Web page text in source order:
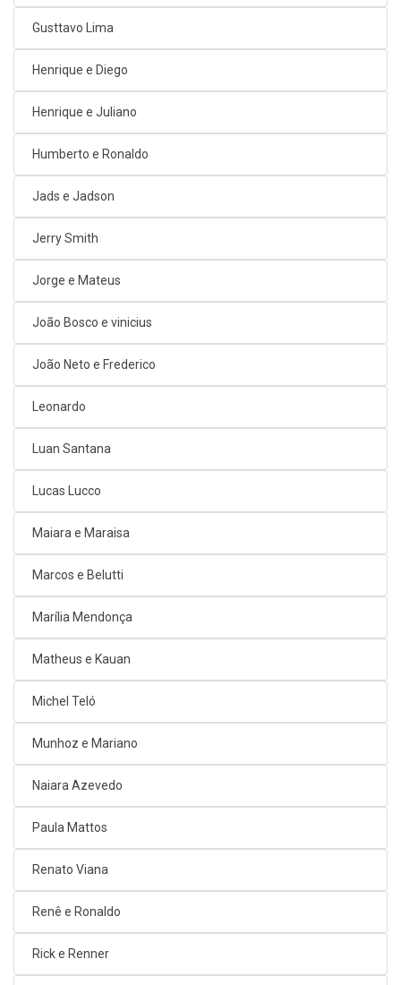
Gusttavo Lima
Henrique e Diego
Henrique e Juliano
Humberto e Ronaldo
Jads e Jadson
Jerry Smith
Jorge e Mateus
João Bosco e vinicius
João Neto e Frederico
Leonardo
Luan Santana
Lucas Lucco
Maiara e Maraisa
Marcos e Belutti
Marília Mendonça
Matheus e Kauan
Michel Teló
Munhoz e Mariano
Naiara Azevedo
Paula Mattos
Renato Viana
Renê e Ronaldo
Rick e Renner